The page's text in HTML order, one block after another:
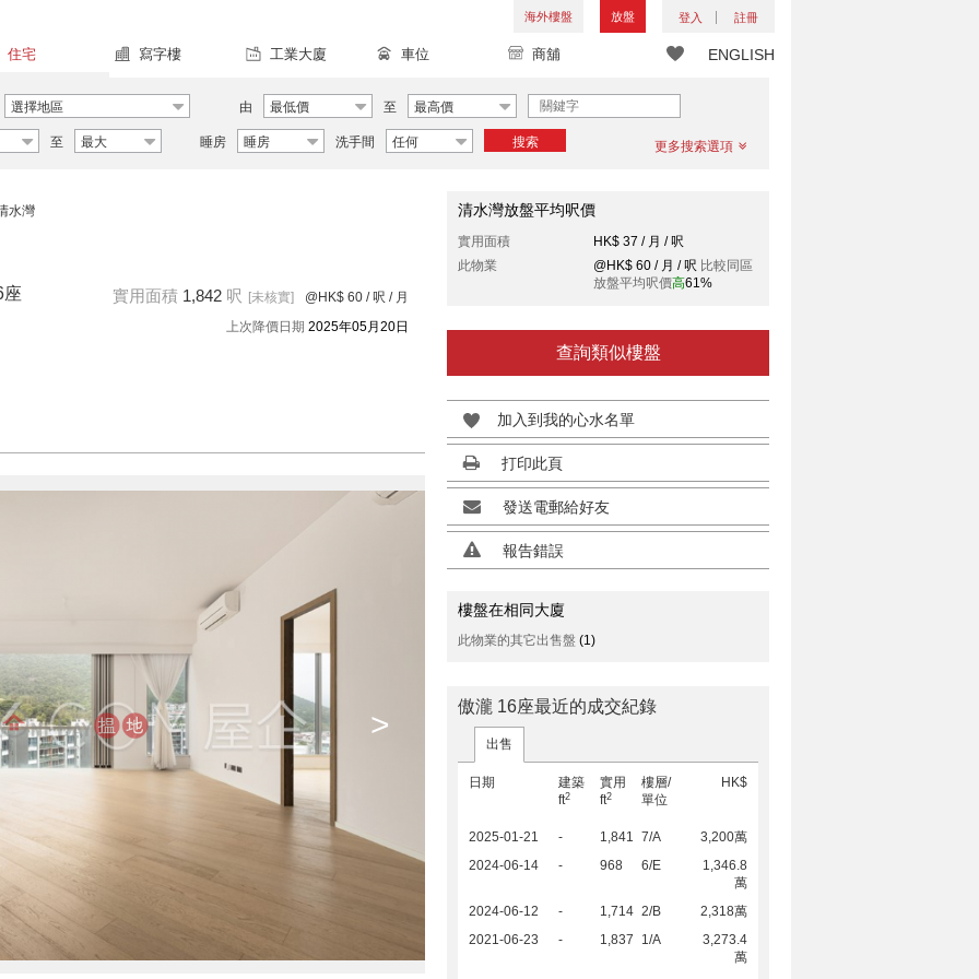
海外樓盤 放盤 登入 註冊
ENGLISH
住宅 寫字樓 工業大廈 車位 商舖
選擇地區 由 最低價 至 最高價
至 最大 睡房 睡房 洗手間 任何 搜索 更多搜索選項
水灣
座 實用面積 1,842 呎 [未核實] @HK$ 60 / 呎 / 月
上次降價日期 2025年05月20日
>
清水灣放盤平均呎價
實用面積
HK$ 37 / 月 / 呎
此物業
@HK$ 60 / 月 / 呎 比較同區
放盤平均呎價高61%
查詢類似樓盤
加入到我的心水名單
打印此頁
發送電郵給好友
報告錯誤
樓盤在相同大廈
此物業的其它出售盤 (1)
傲瀧 16座最近的成交紀錄
出售
日期
建築
ft2
實用
ft2
樓層/
單位
HK$
2025-01-21 - 1,841 7/A
3,200萬
2024-06-14
- 968 6/E
1,346.8
萬
2024-06-12
- 1,714 2/B
2,318萬
2021-06-23
- 1,837 1/A
3,273.4
萬